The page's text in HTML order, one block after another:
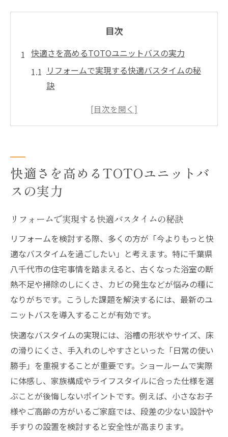
目次
快適さを高めるTOTOユニットバスの実力
リフォームで実現する快適バスタイムの秘
訣
TOTOユニットバスが叶える贅沢な浴室空
省エネ性能で快適さと光熱費を両立
リフォームで叶える浴室空間の進化
上
TOTOユニットバスで叶える最新機能の体
感
省エネと快適性を兼ね備えた浴室づくり
リフォームの新常識！高断熱浴槽の実力
家族が喜ぶ浴室リフォームの具体的な提案
八千代市で注目の省エネ浴室リフォーム術
リフォームで実現する光熱費削減の工夫
TOTOユニットバスの省エネ機能を徹底解
説
高断熱浴槽で家計と健康を守るリフォーム
省エネリフォームで持続可能な住環境を実
現
快適さを高めるTOTOユニットバ
スの実力
リフォームで実現する快適バスタイムの秘訣
リフォームを検討する際、多くの方が「今よりもっと快
適なバスタイムを過ごしたい」と考えます。特に千葉県
八千代市の住宅事情を踏まえると、古くなった浴室の断
熱不足や掃除のしにくさ、カビの発生などが悩みの種に
なりがちです。こうした課題を解決するには、最新のユ
ニットバスを導入することが有効です。
快適なバスタイムの実現には、浴槽の形状やサイズ、床
の滑りにくさ、手入れのしやすさといった「日常の使い
勝手」を重視することが重要です。ショールームで実際
に体感し、家族構成やライフスタイルに合った仕様を選
ぶことが後悔しないポイントです。例えば、小さなお子
様やご高齢の方がいるご家庭では、段差の少ない設計や
手すりの設置を検討すると安全性が高まります。